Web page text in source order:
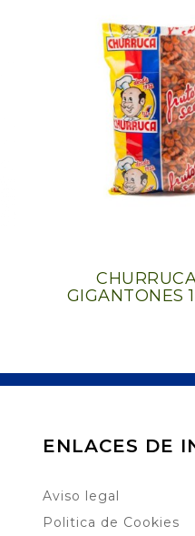
GIGANTONES
ENLACES DE
Aviso legal
Politica de Cookies